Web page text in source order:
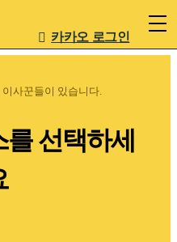
카카오 로그인
사꾼들이 있습니다.
를 선택하세